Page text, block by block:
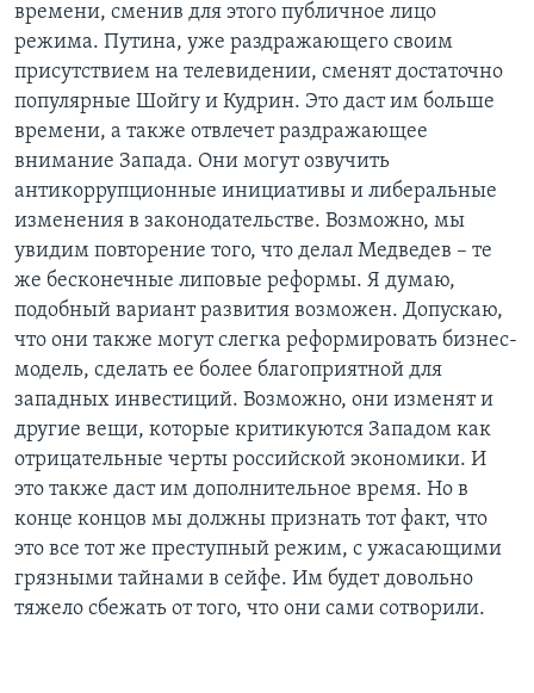
времени, сменив для этого публичное лицо
режима. Путина, уже раздражающего своим
присутствием на телевидении, сменят достаточно
популярные Шойгу и Кудрин. Это даст им больше
времени, а также отвлечет раздражающее
внимание Запада. Они могут озвучить
антикоррупционные инициативы и либеральные
изменения в законодательстве. Возможно, мы
увидим повторение того, что делал Медведев – те
же бесконечные липовые реформы. Я думаю,
подобный вариант развития возможен. Допускаю,
что они также могут слегка реформировать бизнес-
модель, сделать ее более благоприятной для
западных инвестиций. Возможно, они изменят и
другие вещи, которые критикуются Западом как
отрицательные черты российской экономики. И
это также даст им дополнительное время. Но в
конце концов мы должны признать тот факт, что
это все тот же преступный режим, с ужасающими
грязными тайнами в сейфе. Им будет довольно
тяжело сбежать от того, что они сами сотворили.